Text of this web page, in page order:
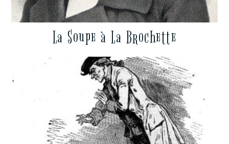
La Soupe à La Brochette